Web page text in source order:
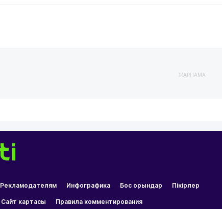
ЖАРНАМА
Рекламодателям Инфографика Бос орындар Пікірлер
Сайт картасы Правила комментирования